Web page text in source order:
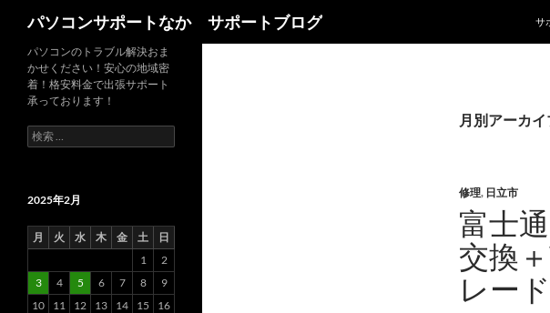
パソコンサポートなか サポートブログ
サ
月別アーカ
修理, 日立市
富士
交換
レード
パソコンのトラブル解決おま
かせください！安心の地域密
着！格安料金で出張サポート
承っております！
検
索
2025年2月
月 火 水 木 金 土 日
1
2
3
4 5 6 7 8
9
10
11 12 13 14 15
16